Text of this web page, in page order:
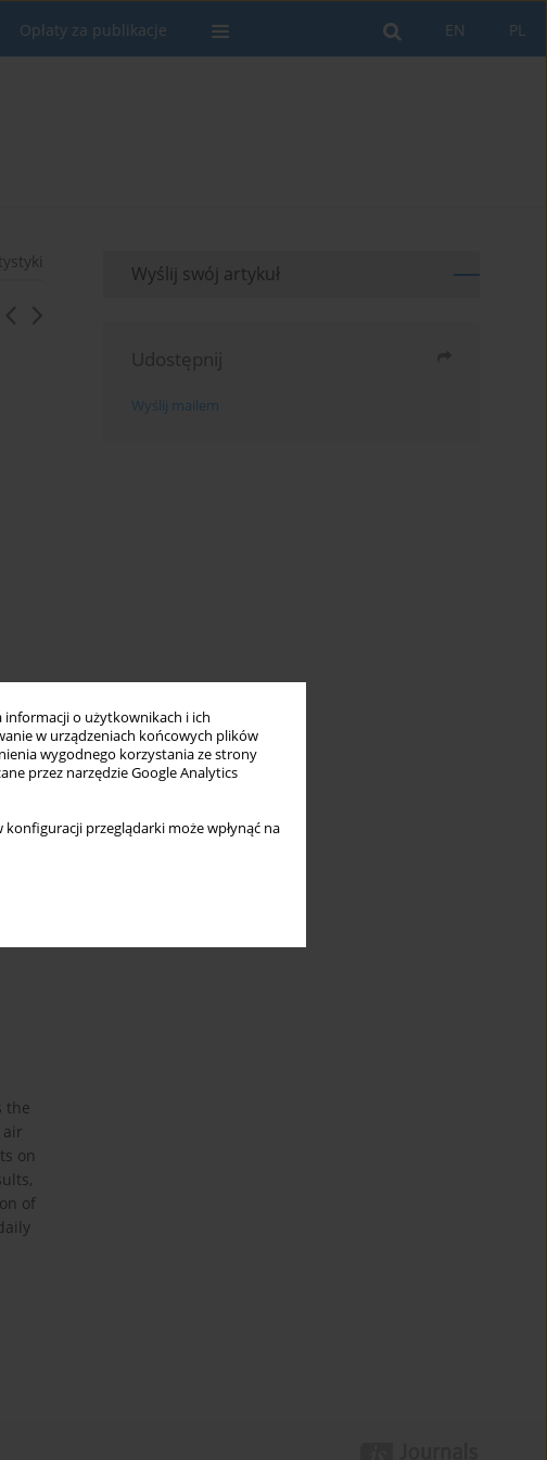
informacji o użytkownikach i ich
w urządzeniach końcowych plików
wygodnego korzystania ze strony
przez narzędzie Google Analytics
przeglądarki może wpłynąć na
PL
EN
Opłaty za publikacje
the
on
of
Wyślij swój artykuł
Udostępnij
Wyślij mailem